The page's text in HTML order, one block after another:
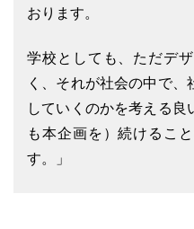
おります。
学校としても、ただデ
く、それが社会の中で、
していくのかを考える良
も本企画を）続けるこ
す。」